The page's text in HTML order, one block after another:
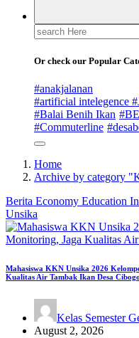
Search
for:
Or check our Popular
#anakjalanan
#artificial intelegence
#Balai Benih Ikan
#Commuterline
Home
Archive by category
Berita Economy Education
Unsika
Mahasiswa KKN Unsika 2026
Kualitas Air Tambak Ikan Desa
Kelas Semester
August 2, 2026